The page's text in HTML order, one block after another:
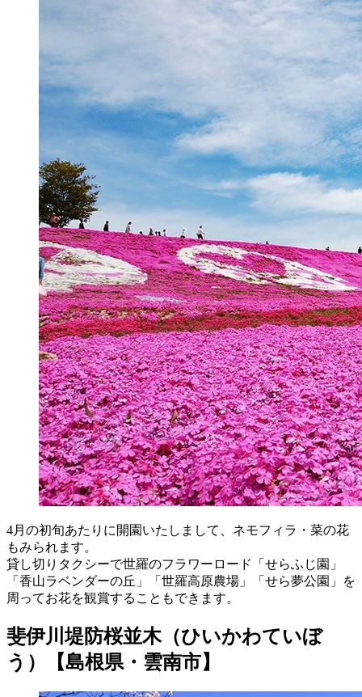
4月の初旬あたりに開園いたしまして、ネモフィラ・菜の花
もみられます。
貸し切りタクシーで世羅のフラワーロード「せらふじ園」
「香山ラベンダーの丘」「世羅高原農場」「せら夢公園」を
周ってお花を観賞することもできます。
斐伊川堤防桜並木（ひいかわていぼ
う）【島根県・雲南市】